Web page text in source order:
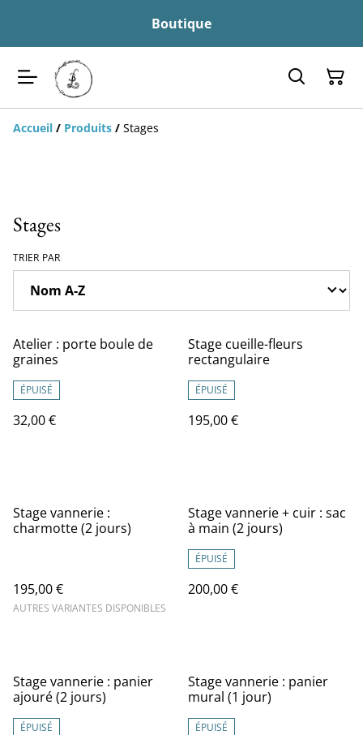
Boutique
Accueil / Produits / Stages
Stages
TRIER PAR
Atelier : porte boule de
graines
ÉPUISÉ
32,00 €
Stage cueille-fleurs
rectangulaire
ÉPUISÉ
195,00 €
Stage vannerie :
charmotte (2 jours)
195,00 €
AUTRES VARIANTES DISPONIBLES
Stage vannerie + cuir : sac
à main (2 jours)
ÉPUISÉ
200,00 €
Stage vannerie : panier
ajouré (2 jours)
ÉPUISÉ
Stage vannerie : panier
mural (1 jour)
ÉPUISÉ